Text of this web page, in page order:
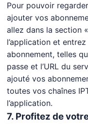
Pour pouvoir
ajouter vos
allez dans la section
l’application et
abonnement, telles
passe et l’URL du
ajouté vos
toutes vos chaînes
l’application.
7. Profitez de